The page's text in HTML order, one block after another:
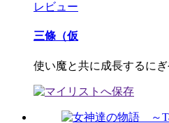
レビュー
三條（仮
使い魔と共に成長するに